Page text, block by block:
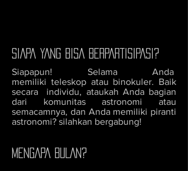
SIAPA YANG BISA BERPARTISIPASI?
Siapapun! Selama Anda
memiliki teleskop atau binokuler. Baik
secara individu, ataukah Anda bagian
dari komunitas astronomi atau
semacamnya, dan Anda memiliki piranti
astronomi? silahkan bergabung!
MENGAPA BULAN?